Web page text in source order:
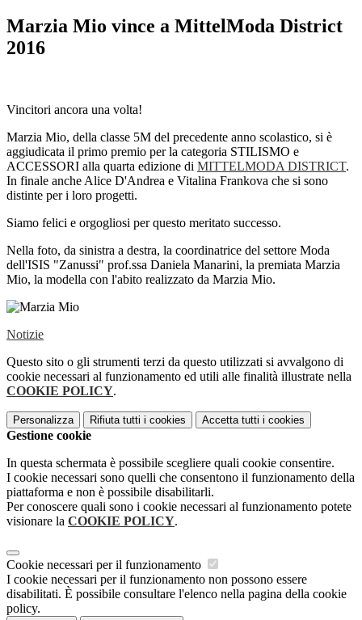
Marzia Mio vince a MittelModa District
2016
Vincitori ancora una volta!
Marzia Mio, della classe 5M del precedente anno scolastico, si è
aggiudicata il primo premio per la categoria STILISMO e
ACCESSORI alla quarta edizione di MITTELMODA DISTRICT.
In finale anche Alice D'Andrea e Vitalina Frankova che si sono
distinte per i loro progetti.
Siamo felici e orgogliosi per questo meritato successo.
Nella foto, da sinistra a destra, la coordinatrice del settore Moda
dell'ISIS "Zanussi" prof.ssa Daniela Manarini, la premiata Marzia
Mio, la modella con l'abito realizzato da Marzia Mio.
Notizie
Questo sito o gli strumenti terzi da questo utilizzati si avvalgono di
cookie necessari al funzionamento ed utili alle finalità illustrate nella
COOKIE POLICY.
Personalizza Rifiuta tutti i cookies Accetta tutti i cookies
Gestione cookie
In questa schermata è possibile scegliere quali cookie consentire.
I cookie necessari sono quelli che consentono il funzionamento della
piattaforma e non è possibile disabilitarli.
Per conoscere quali sono i cookie necessari al funzionamento potete
visionare la COOKIE POLICY.
Cookie necessari per il funzionamento
I cookie necessari per il funzionamento non possono essere
disabilitati. È possibile consultare l'elenco nella pagina della cookie
policy.